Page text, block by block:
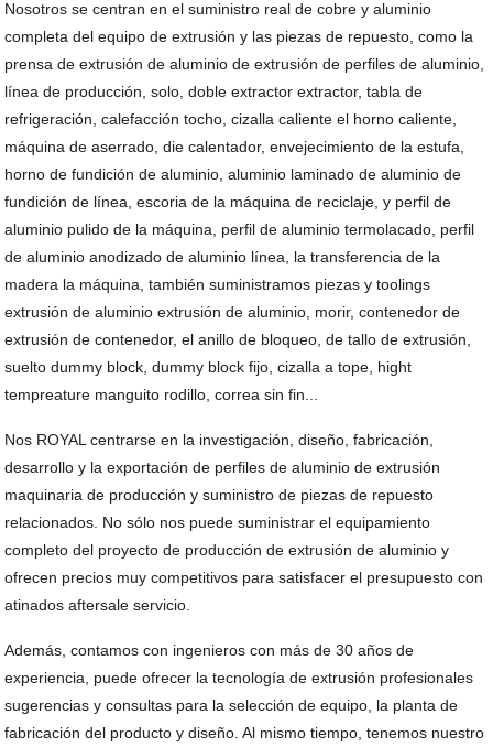
Nosotros se centran en el suministro real de cobre y aluminio
completa del equipo de extrusión y las piezas de repuesto, como la
prensa de extrusión de aluminio de extrusión de perfiles de aluminio,
línea de producción, solo, doble extractor extractor, tabla de
refrigeración, calefacción tocho, cizalla caliente el horno caliente,
máquina de aserrado, die calentador, envejecimiento de la estufa,
horno de fundición de aluminio, aluminio laminado de aluminio de
fundición de línea, escoria de la máquina de reciclaje, y perfil de
aluminio pulido de la máquina, perfil de aluminio termolacado, perfil
de aluminio anodizado de aluminio línea, la transferencia de la
madera la máquina, también suministramos piezas y toolings
extrusión de aluminio extrusión de aluminio, morir, contenedor de
extrusión de contenedor, el anillo de bloqueo, de tallo de extrusión,
suelto dummy block, dummy block fijo, cizalla a tope, hight
tempreature manguito rodillo, correa sin fin...
Nos ROYAL centrarse en la investigación, diseño, fabricación,
desarrollo y la exportación de perfiles de aluminio de extrusión
maquinaria de producción y suministro de piezas de repuesto
relacionados. No sólo nos puede suministrar el equipamiento
completo del proyecto de producción de extrusión de aluminio y
ofrecen precios muy competitivos para satisfacer el presupuesto con
atinados aftersale servicio.
Además, contamos con ingenieros con más de 30 años de
experiencia, puede ofrecer la tecnología de extrusión profesionales
sugerencias y consultas para la selección de equipo, la planta de
fabricación del producto y diseño. Al mismo tiempo, tenemos nuestro